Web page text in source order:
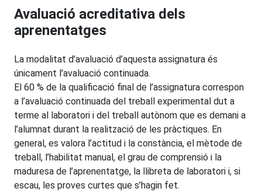
Avaluació acreditativa dels
aprenentatges
La modalitat d’avaluació d’aquesta assignatura és
únicament l’avaluació continuada.
El 60 % de la qualificació final de l’assignatura correspon
a l’avaluació continuada del treball experimental dut a
terme al laboratori i del treball autònom que es demani a
l’alumnat durant la realització de les pràctiques. En
general, es valora l’actitud i la constància, el mètode de
treball, l’habilitat manual, el grau de comprensió i la
maduresa de l’aprenentatge, la llibreta de laboratori i, si
escau, les proves curtes que s’hagin fet.